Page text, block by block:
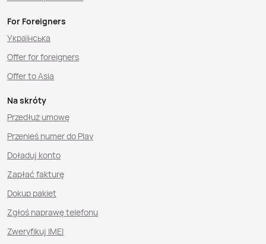
For Foreigners
Українська
Offer for foreigners
Offer to Asia
Na skróty
Przedłuż umowę
Przenieś numer do Play
Doładuj konto
Zapłać fakturę
Dokup pakiet
Zgłoś naprawę telefonu
Zweryfikuj IMEI